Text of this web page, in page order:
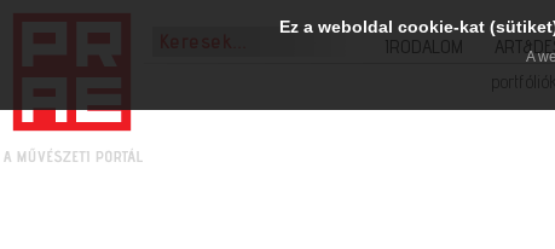
IRODALOM
portfóliók
Ez a weboldal cookie-kat
A